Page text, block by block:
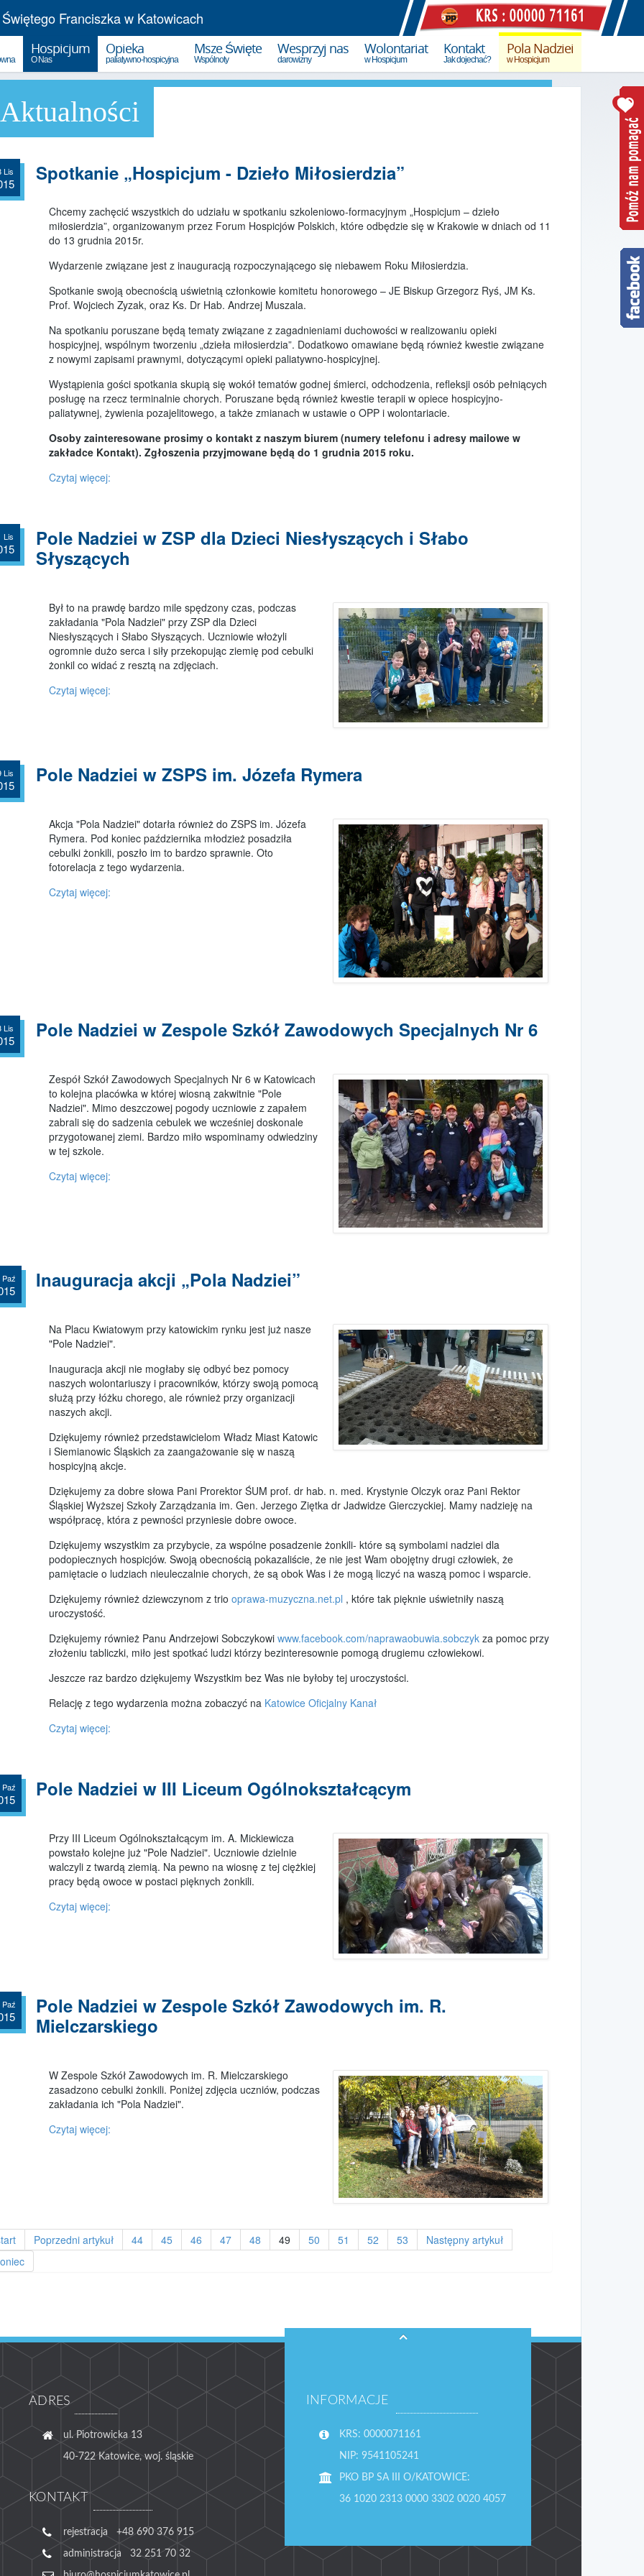
Franciszka w Katowicach
Hospicjum
O Nas
Statut Hospicjum
Hospicjum dziś...
jak to się zaczęło
25-lecie Hospicjum
30-lecie Hospicjum
35-lecie Hospicjum
Refleksje
RODO
Media o Nas
Aktualności
Opieka
paliatywno-hospicyjna
Opieka paliatywna w domu
Wspólnota rodzin hospicyjnych
Grupa wsparcia
dla osób w żałobie
Podziękowania
Msze Święte
Wspólnoty
Wesprzyj nas
darowizny
Wolontariat
w Hospicjum
Wolontariat opiekuńczy
pomóż w opiece nad chorymi
pomóż w akcjach promocyjnych
Kursy i szkolenia
Kontakt
Jak dojechać?
Pola Nadziei
w Hospicjum
Aktualności
Spotkanie „Hospicjum - Dzieło Miłosierdzia”
Lis
Chcemy zachęcić wszystkich do udziału w spotkaniu szkoleniowo-formacyjnym „Hospicjum – dzieło
miłosierdzia”, organizowanym przez Forum Hospicjów Polskich, które odbędzie się w Krakowie w dniach od 11
do 13 grudnia 2015r.
Wydarzenie związane jest z inauguracją rozpoczynającego się niebawem Roku Miłosierdzia.
Spotkanie swoją obecnością uświetnią członkowie komitetu honorowego – JE Biskup Grzegorz Ryś, JM Ks.
Prof. Wojciech Zyzak, oraz Ks. Dr Hab. Andrzej Muszala.
Na spotkaniu poruszane będą tematy związane z zagadnieniami duchowości w realizowaniu opieki
hospicyjnej, wspólnym tworzeniu „dzieła miłosierdzia”. Dodatkowo omawiane będą również kwestie związane
z nowymi zapisami prawnymi, dotyczącymi opieki paliatywno-hospicyjnej.
Wystąpienia gości spotkania skupią się wokół tematów godnej śmierci, odchodzenia, refleksji osób pełniących
posługę na rzecz terminalnie chorych. Poruszane będą również kwestie terapii w opiece hospicyjno-
paliatywnej, żywienia pozajelitowego, a także zmianach w ustawie o OPP i wolontariacie.
Osoby zainteresowane prosimy o kontakt z naszym biurem (numery telefonu i adresy mailowe w
zakładce Kontakt). Zgłoszenia przyjmowane będą do 1 grudnia 2015 roku.
Czytaj więcej:
Pole Nadziei w ZSP dla Dzieci Niesłyszących i Słabo
Słyszących
Lis
Był to na prawdę bardzo mile spędzony czas, podczas
zakładania "Pola Nadziei" przy ZSP dla Dzieci
Niesłyszących i Słabo Słyszących. Uczniowie włożyli
ogromnie dużo serca i siły przekopując ziemię pod cebulki
żonkil co widać z resztą na zdjęciach.
Czytaj więcej:
Pole Nadziei w ZSPS im. Józefa Rymera
Lis
Akcja "Pola Nadziei" dotarła również do ZSPS im. Józefa
Rymera. Pod koniec października młodzież posadziła
cebulki żonkili, poszło im to bardzo sprawnie. Oto
fotorelacja z tego wydarzenia.
Czytaj więcej:
Pole Nadziei w Zespole Szkół Zawodowych Specjalnych Nr 6
Lis
Zespół Szkół Zawodowych Specjalnych Nr 6 w Katowicach
to kolejna placówka w której wiosną zakwitnie "Pole
Nadziei". Mimo deszczowej pogody uczniowie z zapałem
zabrali się do sadzenia cebulek we wcześniej doskonale
przygotowanej ziemi. Bardzo miło wspominamy odwiedziny
w tej szkole.
Czytaj więcej:
Inauguracja akcji „Pola Nadziei”
Paź
Na Placu Kwiatowym przy katowickim rynku jest już nasze
"Pole Nadziei".
Inauguracja akcji nie mogłaby się odbyć bez pomocy
naszych wolontariuszy i pracowników, którzy swoją pomocą
służą przy łóżku chorego, ale również przy organizacji
naszych akcji.
Dziękujemy również przedstawicielom Władz Miast Katowic
i Siemianowic Śląskich za zaangażowanie się w naszą
hospicyjną akcje.
Dziękujemy za dobre słowa Pani Prorektor ŚUM prof. dr hab. n. med. Krystynie Olczyk oraz Pani Rektor
Śląskiej Wyższej Szkoły Zarządzania im. Gen. Jerzego Ziętka dr Jadwidze Gierczyckiej. Mamy nadzieję na
współpracę, która z pewności przyniesie dobre owoce.
Dziękujemy wszystkim za przybycie, za wspólne posadzenie żonkili- które są symbolami nadziei dla
podopiecznych hospicjów. Swoją obecnością pokazaliście, że nie jest Wam obojętny drugi człowiek, że
pamiętacie o ludziach nieuleczalnie chorych, że są obok Was i że mogą liczyć na waszą pomoc i wsparcie.
Dziękujemy również dziewczynom z triooprawa-muzyczna.net.pl , które tak pięknie uświetniły naszą
uroczystość.
Dziękujemy również Panu Andrzejowi Sobczykowiwww.facebook.com/naprawaobuwia.sobczyk za pomoc przy
złożeniu tabliczki, miło jest spotkać ludzi którzy bezinteresownie pomogą drugiemu człowiekowi.
Jeszcze raz bardzo dziękujemy Wszystkim bez Was nie byłoby tej uroczystości.
Relację z tego wydarzenia można zobaczyć na Katowice Oficjalny Kanał
Czytaj więcej:
Pole Nadziei w III Liceum Ogólnokształcącym
Paź
Przy III Liceum Ogólnokształcącym im. A. Mickiewicza
powstało kolejne już "Pole Nadziei". Uczniowie dzielnie
walczyli z twardą ziemią. Na pewno na wiosnę z tej ciężkiej
pracy będą owoce w postaci pięknych żonkili.
Czytaj więcej:
Pole Nadziei w Zespole Szkół Zawodowych im. R.
Mielczarskiego
Paź
W Zespole Szkół Zawodowych im. R. Mielczarskiego
zasadzono cebulki żonkili. Poniżej zdjęcia uczniów, podczas
zakładania ich "Pola Nadziei".
Czytaj więcej:
Poprzedni artykuł 44 45 46 47 48 49 50 51 52 53
Następny artykuł
ADRES
ul. Piotrowicka 13
40-722 Katowice, woj. śląskie
KONTAKT
rejestracja +48 690 376 915
administracja 32 251 70 32
INFORMACJE
KRS: 0000071161
NIP: 9541105241
PKO BP SA III O/KATOWICE:
36 1020 2313 0000 3302 0020 4057